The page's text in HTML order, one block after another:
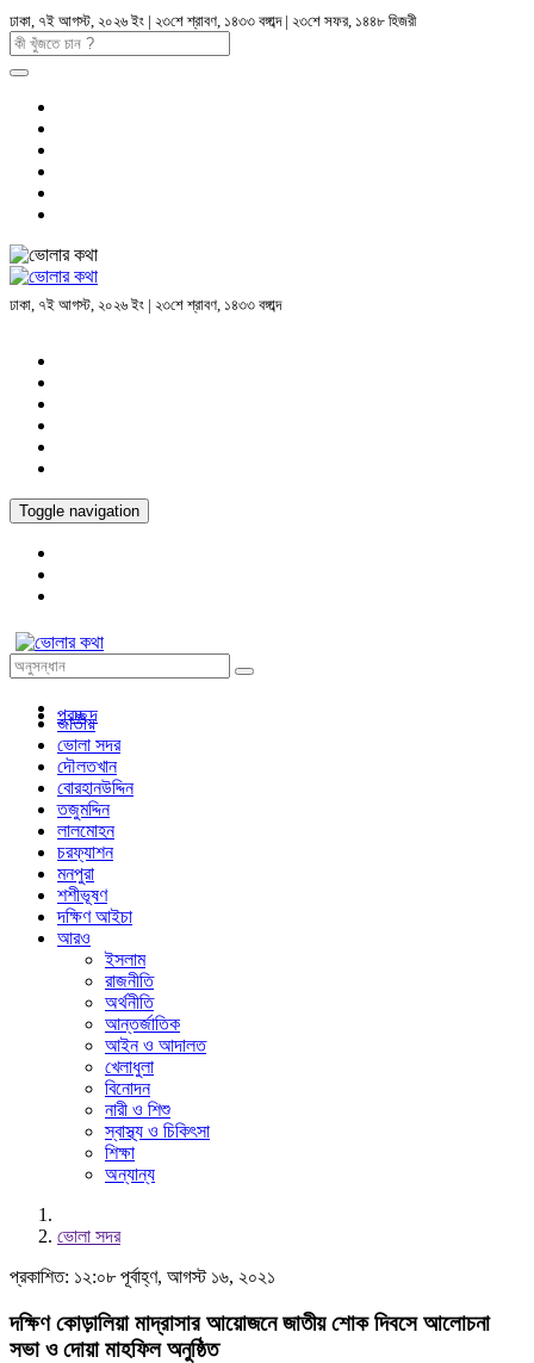
ঢাকা, ৭ই আগস্ট, ২০২৬ ইং | ২৩শে শ্রাবণ, ১৪৩৩ বঙ্গাব্দ | ২৩শে সফর, ১৪৪৮ হিজরী
ঢাকা, ৭ই আগস্ট, ২০২৬ ইং | ২৩শে শ্রাবণ, ১৪৩৩ বঙ্গাব্দ
Toggle navigation
প্রচ্ছদ
জাতীয়
ভোলা সদর
দৌলতখান
বোরহানউদ্দিন
তজুমদ্দিন
লালমোহন
চরফ্যাশন
মনপুরা
শশীভূষণ
দক্ষিণ আইচা
আরও
ইসলাম
রাজনীতি
অর্থনীতি
আন্তর্জাতিক
আইন ও আদালত
খেলাধুলা
বিনোদন
নারী ও শিশু
স্বাস্থ্য ও চিকিৎসা
শিক্ষা
অন্যান্য
ভোলা সদর
প্রকাশিত: ১২:০৮ পূর্বাহ্ণ, আগস্ট ১৬, ২০২১
দক্ষিণ কোড়ালিয়া মাদ্রাসার আয়োজনে জাতীয় শোক দিবসে আলোচনা
সভা ও দোয়া মাহফিল অনুষ্ঠিত